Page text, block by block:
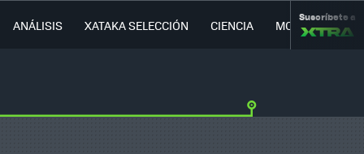
ANÁLISIS XATAKA SELECCIÓN CIENCIA MOVILIDAD
Suscríbete a